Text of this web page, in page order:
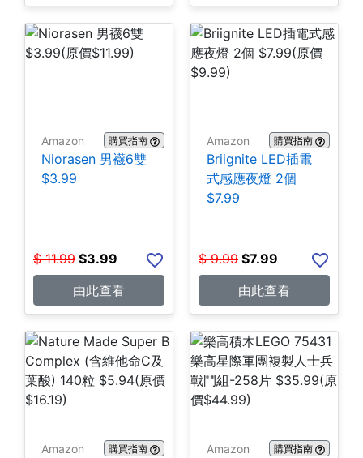
Amazon 購買指南
Niorasen 男襪6雙
$3.99
$ 11.99 $3.99
由此查看
Amazon 購買指南
Briignite LED插電
式感應夜燈 2個
$7.99
$ 9.99 $7.99
由此查看
Amazon 購買指南 Amazon 購買指南